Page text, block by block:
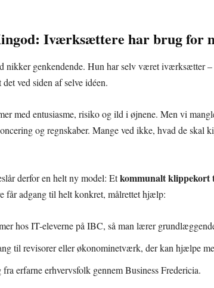
Iværksættere har brug for
nikker genkendende. Hun har selv været iværksætter
ved siden af selve idéen.
med entusiasme, risiko og ild i øjnene. Men vi
og regnskaber. Mange ved ikke, hvad de skal
derfor en helt ny model: Etkommunalt klippekort
får adgang til helt konkret, målrettet hjælp:
hos IT-eleverne på IBC, så man lærer
til revisorer eller økonominetværk, der kan hjælpe
fra erfarne erhvervsfolk gennem Business Fredericia.